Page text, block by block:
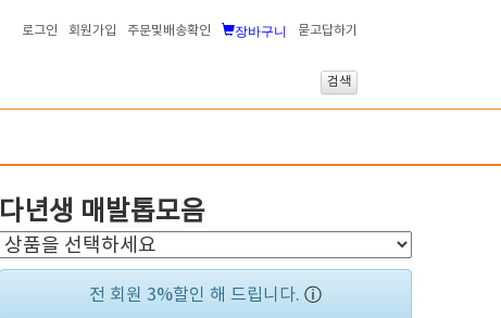
로그인 회원가입 주문및배송확인 장바구니 묻고답하기
다년생 매발톱모음
전 회원 3%할인 해 드립니다. ⓘ